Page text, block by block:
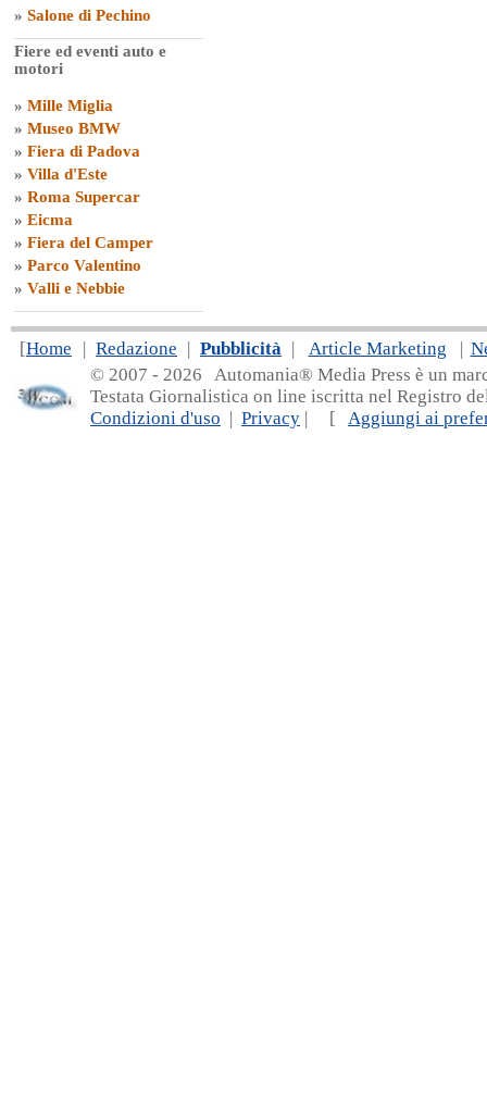
» Salone di Pechino
Fiere ed eventi auto e
motori
» Mille Miglia
» Museo BMW
» Fiera di Padova
» Villa d'Este
» Roma Supercar
» Eicma
» Fiera del Camper
» Parco Valentino
» Valli e Nebbie
[Home | Redazione | Pubblicità | Article Marketing |
© 2007 - 2026 Automania® Media Press è un
Testata Giornalistica on line iscritta nel Registro
Condizioni d'uso | Privacy | [ Aggiungi ai